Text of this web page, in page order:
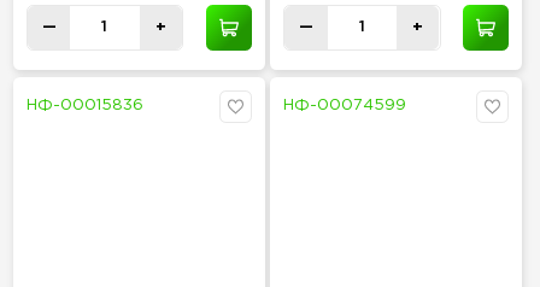
— + — +
НФ-00015836 НФ-00074599